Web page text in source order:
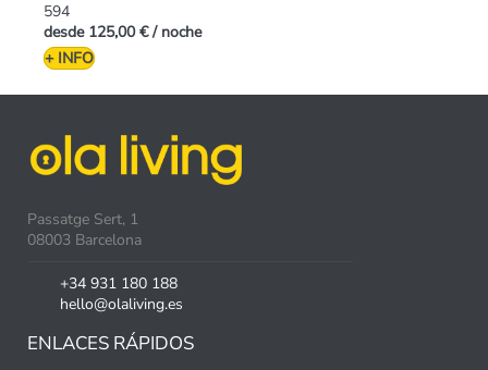
594
desde 125,00 € / noche
+ INFO
Passatge Sert, 1
08003 Barcelona
+34 931 180 188
hello@olaliving.es
ENLACES RÁPIDOS